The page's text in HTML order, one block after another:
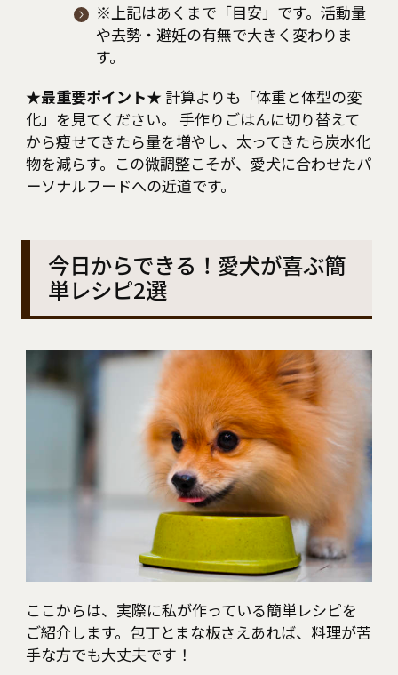
※上記はあくまで「目安」です。活動量
や去勢・避妊の有無で大きく変わりま
す。
★最重要ポイント★ 計算よりも「体重と体型の変
化」を見てください。 手作りごはんに切り替えて
から痩せてきたら量を増やし、太ってきたら炭水化
物を減らす。この微調整こそが、愛犬に合わせたパ
ーソナルフードへの近道です。
今日からできる！愛犬が喜ぶ簡
単レシピ2選
ここからは、実際に私が作っている簡単レシピを
ご紹介します。包丁とまな板さえあれば、料理が苦
手な方でも大丈夫です！